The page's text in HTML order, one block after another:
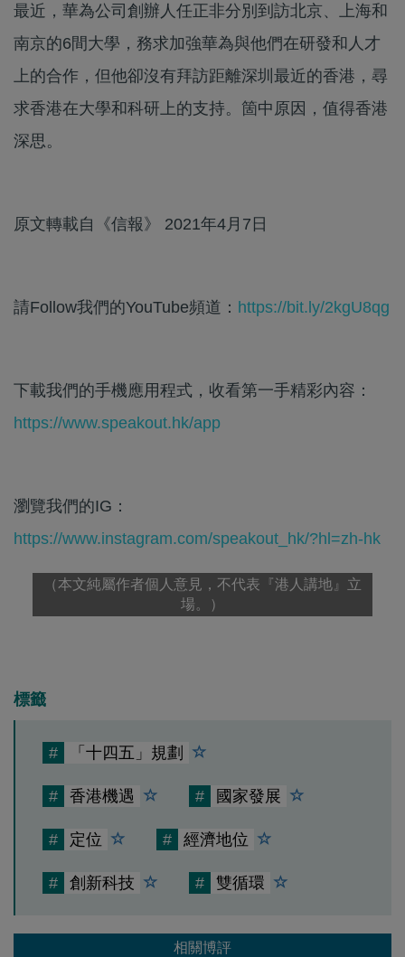
最近，華為公司創辦人任正非分別到訪北京、上海和
南京的6間大學，務求加強華為與他們在研發和人才
上的合作，但他卻沒有拜訪距離深圳最近的香港，尋
求香港在大學和科研上的支持。箇中原因，值得香港
深思。
原文轉載自《信報》 2021年4月7日
請Follow我們的YouTube頻道： https://bit.ly/2kgU8qg
下載我們的手機應用程式，收看第一手精彩內容：
https://www.speakout.hk/app
瀏覽我們的IG：
https://www.instagram.com/speakout_hk/?hl=zh-hk
（本文純屬作者個人意見，不代表『港人講地』立
場。）
標籤
# 「十四五」規劃
# 香港機遇 # 國家發展
# 定位 # 經濟地位
# 創新科技 # 雙循環
相關博評